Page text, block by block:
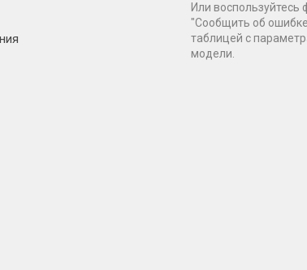
Или воспользуйтесь
"Сообщить об
таблицей с
модели.